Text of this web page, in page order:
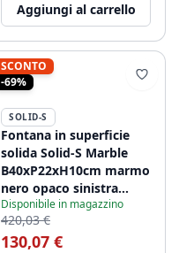
Aggiungi al carrello
SCONTO
-69%
SOLID-S
Fontana in superficie
solida Solid-S Marble
B40xP22xH10cm marmo
nero opaco sinistra
senza foro per rubinetto
1208954632.
Disponibile in magazzino
420,03 €
130,07 €